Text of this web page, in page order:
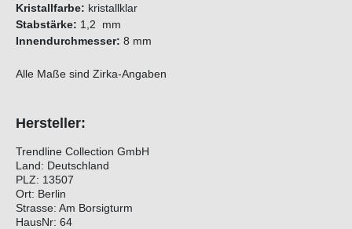
Kristallfarbe: kristallklar
Stabstärke: 1,2 mm
Innendurchmesser: 8 mm
Alle Maße sind Zirka-Angaben
Hersteller:
Trendline Collection GmbH
Land: Deutschland
PLZ: 13507
Ort: Berlin
Strasse: Am Borsigturm
HausNr: 64